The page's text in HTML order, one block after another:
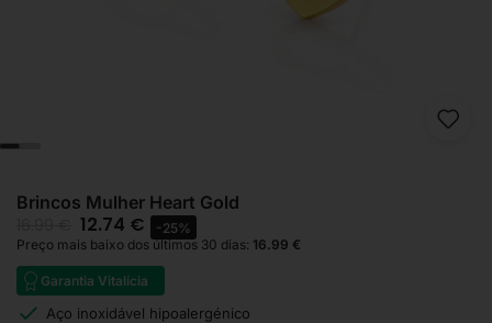
Brincos Mulher Heart Gold
12.74 €
-25%
Preço mais baixo dos últimos 30 dias: 16.99 €
Garantia Vitalícia
Aço inoxidável hipoalergénico